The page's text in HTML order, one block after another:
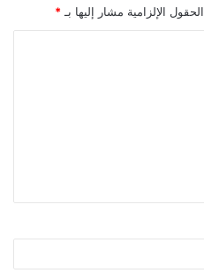
الحقول الإلزامية مشار إليها بـ *